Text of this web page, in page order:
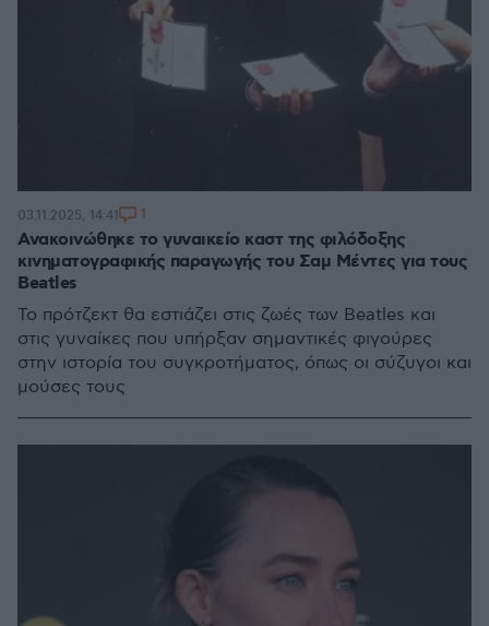
Ανακοινώθηκε το γυναικείο καστ της φιλόδοξης
κινηματογραφικής παραγωγής του Σαμ Μέντες για τους
Beatles
Το πρότζεκτ θα εστιάζει στις ζωές των Beatles και
στις γυναίκες που υπήρξαν σημαντικές φιγούρες
στην ιστορία του συγκροτήματος, όπως οι σύζυγοι και
μούσες τους
03.11.2025, 14:41 1